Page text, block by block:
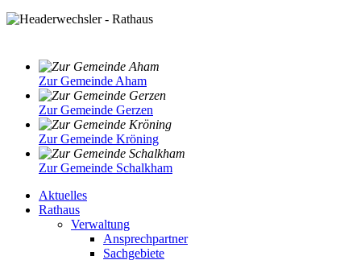
Zur Gemeinde Aham
Zur Gemeinde Gerzen
Zur Gemeinde Kröning
Zur Gemeinde Schalkham
Aktuelles
Rathaus
Verwaltung
Ansprechpartner
Sachgebiete